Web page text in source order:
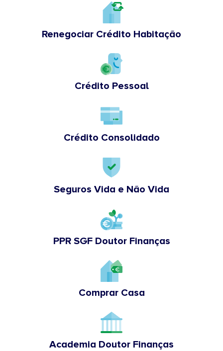
Renegociar Crédito Habitação
Crédito Pessoal
Crédito Consolidado
Seguros Vida e Não Vida
PPR SGF Doutor Finanças
Comprar Casa
Academia Doutor Finanças